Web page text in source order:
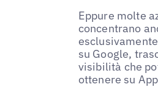
Eppure molte
concentrano
su Google,
visibilità che
ottenere su